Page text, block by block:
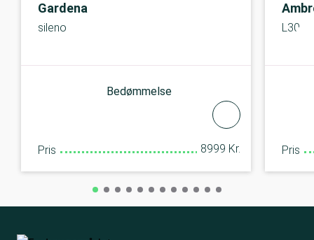
Gardena
sileno
Bedømmelse
Pris 8999 Kr.
L30
Pris